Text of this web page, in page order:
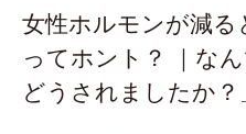
女性ホルモンが減
ってホント？ ｜な
どうされましたか